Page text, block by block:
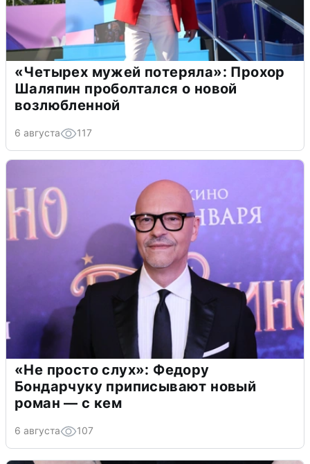
«Четырех мужей потеряла»: Прохор
Шаляпин проболтался о новой
возлюбленной
6 августа 117
«Не просто слух»: Федору
Бондарчуку приписывают новый
роман — с кем
6 августа 107